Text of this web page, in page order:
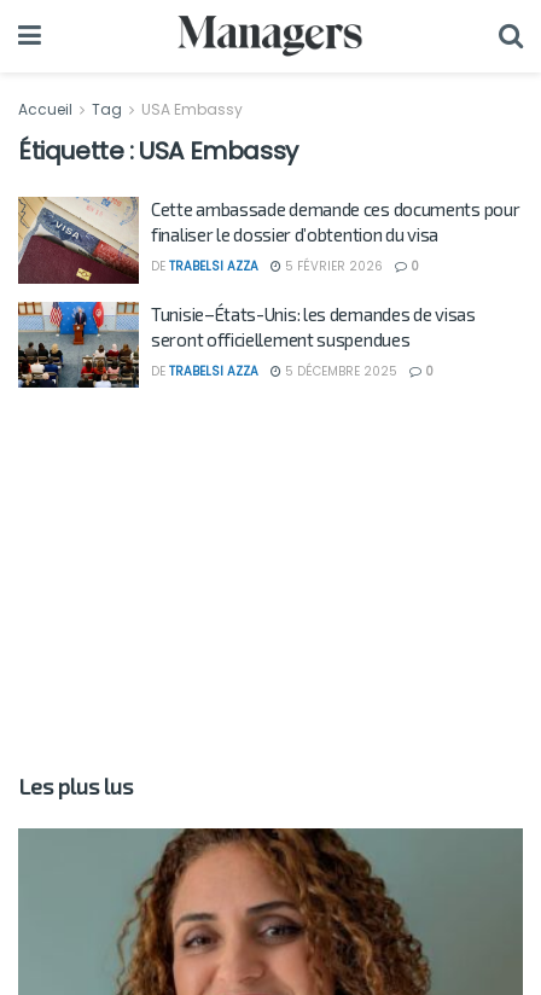
Accueil Tag USA Embassy
Étiquette :USA Embassy
Cette ambassade demande ces documents pour
finaliser le dossier d’obtention du visa
DE TRABELSI AZZA 5 FÉVRIER 2026 0
Tunisie–États-Unis: les demandes de visas
seront officiellement suspendues
DE TRABELSI AZZA 5 DÉCEMBRE 2025 0
Les plus lus